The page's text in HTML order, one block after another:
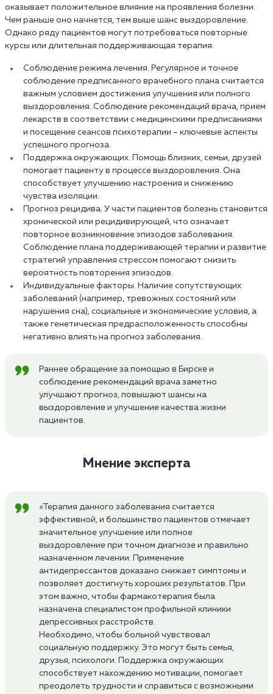
оказывает положительное влияние на проявления болезни.
Чем раньше оно начнется, тем выше шанс выздоровление.
Однако ряду пациентов могут потребоваться повторные
курсы или длительная поддерживающая терапия.
Соблюдение режима лечения. Регулярное и точное
соблюдение предписанного врачебного плана считается
важным условием достижения улучшения или полного
выздоровления. Соблюдение рекомендаций врача, прием
лекарств в соответствии с медицинскими предписаниями
и посещение сеансов психотерапии – ключевые аспекты
успешного прогноза.
Поддержка окружающих. Помощь близких, семьи, друзей
помогает пациенту в процессе выздоровления. Она
способствует улучшению настроения и снижению
чувства изоляции.
Прогноз рецидива. У части пациентов болезнь становится
хронической или рецидивирующей, что означает
повторное возникновение эпизодов заболевания.
Соблюдение плана поддерживающей терапии и развитие
стратегий управления стрессом помогают снизить
вероятность повторения эпизодов.
Индивидуальные факторы. Наличие сопутствующих
заболеваний (например, тревожных состояний или
нарушения сна), социальные и экономические условия, а
также генетическая предрасположенность способны
негативно влиять на прогноз заболевания.
Раннее обращение за помощью в Бирске и
соблюдение рекомендаций врача заметно
улучшают прогноз, повышают шансы на
выздоровление и улучшение качества жизни
пациентов.
Мнение эксперта
«Терапия данного заболевания считается
эффективной, и большинство пациентов отмечает
значительное улучшение или полное
выздоровление при точном диагнозе и правильно
назначенном лечении. Применение
антидепрессантов доказано снижает симптомы и
позволяет достигнуть хороших результатов. При
этом важно, чтобы фармакотерапия была
назначена специалистом профильной клиники
депрессивных расстройств.
Необходимо, чтобы больной чувствовал
социальную поддержку. Это могут быть семья,
друзья, психологи. Поддержка окружающих
способствует нахождению мотивации, помогает
преодолеть трудности и справиться с возможными